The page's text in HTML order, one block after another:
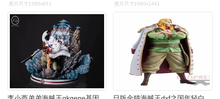
图片尺寸1280x851 图片尺寸1080x1441